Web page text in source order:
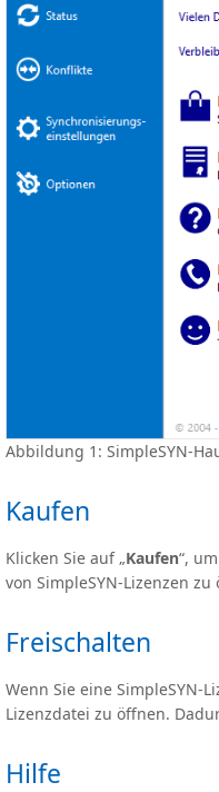
Abbildung 1: SimpleSYN-
Kaufen
Klicken Sie auf „Kaufen“,
von SimpleSYN-Lizenzen zu
Freischalten
Wenn Sie eine SimpleSYN-
Lizenzdatei zu öffnen.
Hilfe